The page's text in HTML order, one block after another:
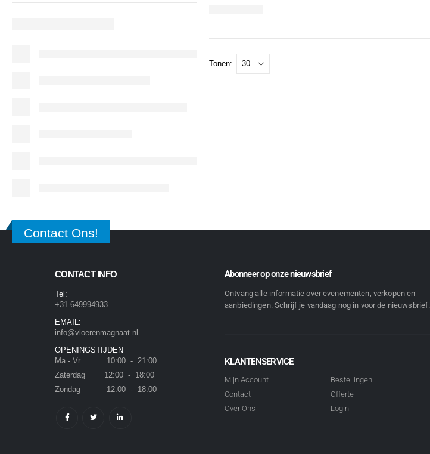
Tonen:
Contact Ons!
CONTACT INFO
Tel:
+31 649994933
EMAIL:
info@vloerenmagnaat.nl
OPENINGSTIJDEN
Ma - Vr 10:00 - 21:00
Zaterdag 12:00 - 18:00
Zondag 12:00 - 18:00
Abonneer op onze nieuwsbrief
Ontvang alle informatie over evenementen, verkopen en
aanbiedingen. Schrijf je vandaag nog in voor de nieuwsbrief.
KLANTENSERVICE
Mijn Account
Contact
Over Ons
Bestellingen
Offerte
Login